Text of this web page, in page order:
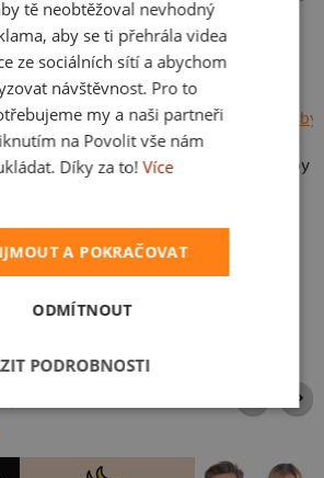
DEN OTCŮ
Karikatura z vlastní fotky
POTISKY
tě neobtěžoval nevhodný
aby se ti přehrála videa
ze sociálních sítí a abychom
návštěvnost. Pro to
my a naši partneři
na Povolit vše nám
Díky za to! Více
A POKRAČOVAT
ODMÍTNOUT
PODROBNOSTI